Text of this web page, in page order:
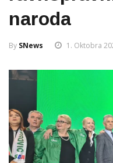
naroda
By SNews 1. Oktobra